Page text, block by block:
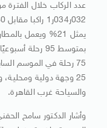
25 وجهة دولية
والسياحة غرب القاهرة.
وأشار الدكتور سامح